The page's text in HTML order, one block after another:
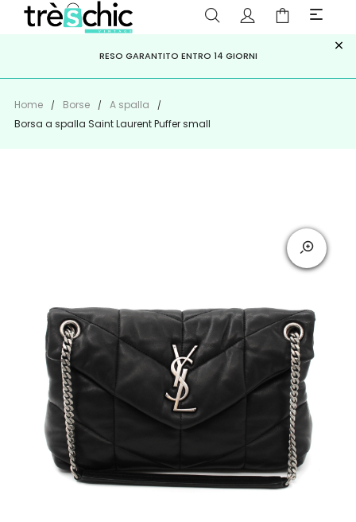
PAGA A RATE CONKLARNA,HEYLIGHT, APPAGO
ISCRIVITI ALLA NEWSLETTER PER NON PERDERE SCONTI E
OFFERTE IMPERDIBILI!
RESO GARANTITO ENTRO 14 GIORNI ×
Home Borse
A spalla
Borsa a spalla Saint Laurent Puffer small